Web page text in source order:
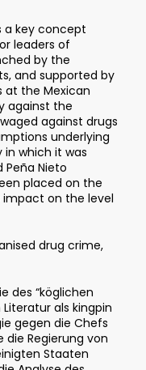
a key concept
leaders of
by the
and supported by
at the Mexican
against the
against drugs
underlying
in which it was
Nieto
placed on the
on the level
drug crime,
des “köglichen
als kingpin
gegen die Chefs
die Regierung von
Staaten